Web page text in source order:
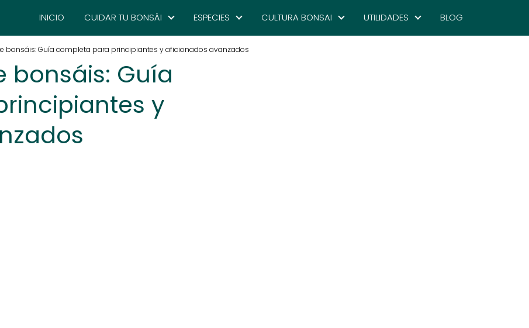
INICIO CUIDAR TU BONSÁI ESPECIES CULTURA BONSAI UTILIDADES BLOG
bonsáis: Guía completa para principiantes y aficionados avanzados
bonsáis: Guía
y